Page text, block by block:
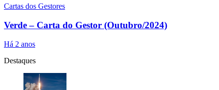
Cartas dos Gestores
Verde – Carta do Gestor (Outubro/2024)
Há 2 anos
Destaques